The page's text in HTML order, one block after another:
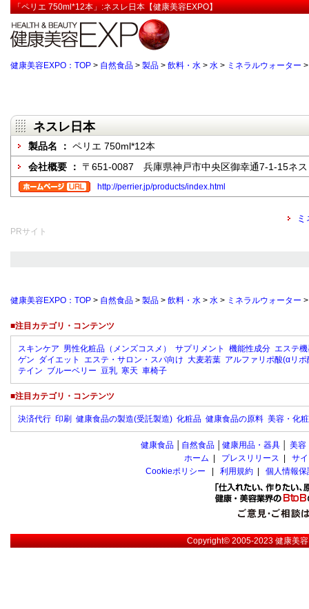
「ペリエ 750ml*12本」:ネスレ日本【健康美容EXPO】
健康美容EXPO：TOP > 自然食品 > 製品 > 飲料・水 > 水 > ミネラルウォーター
ネスレ日本
製品名 ： ペリエ 750ml*12本
会社概要 ： 〒651-0087 兵庫県神戸市中央区御幸通7-1-15ネス
http://perrier.jp/products/index.html
PRサイト
健康美容EXPO：TOP > 自然食品 > 製品 > 飲料・水 > 水 > ミネラルウォーター
■注目カテゴリ・コンテンツ
スキンケア 男性化粧品（メンズコスメ） サプリメント 機能性成分 エステ
ゲン ダイエット エステ・サロン・スパ向け 大麦若葉 アルファリポ酸(αリポ
テイン ブルーベリー 豆乳 寒天 車椅子
■注目カテゴリ・コンテンツ
決済代行 印刷 健康食品の製造(受託製造) 化粧品 健康食品の原料 美容・化
健康食品 自然食品 健康用品・器具 美容
ホーム
プレスリリース
サ
Cookieポリシー
利用規約 個人情報
Copyright© 2005-2023健康美